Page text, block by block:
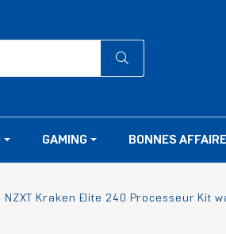
GAMING BONNES
NZXT Kraken Elite 240 Processeur Kit